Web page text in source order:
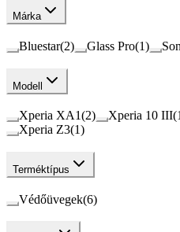
Márka
Bluestar(2) Glass Pro(1)
Modell
Xperia XA1(2) Xperia 10 III(1
Xperia Z3(1)
Terméktípus
Védőüvegek(6)